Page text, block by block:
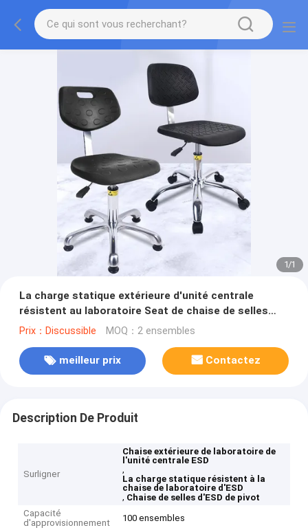
1/1
La charge statique extérieure d'unité centrale
résistent au laboratoire Seat de chaise de selles
d'ESD de pivot
Prix：Discussible MOQ：2 ensembles
meilleur prix Contactez
Description De Produit
Surligner
Chaise extérieure de laboratoire de
l'unité centrale ESD
,
La charge statique résistent à la
chaise de laboratoire d'ESD
, Chaise de selles d'ESD de pivot
Capacité
d'approvisionnement
100 ensembles